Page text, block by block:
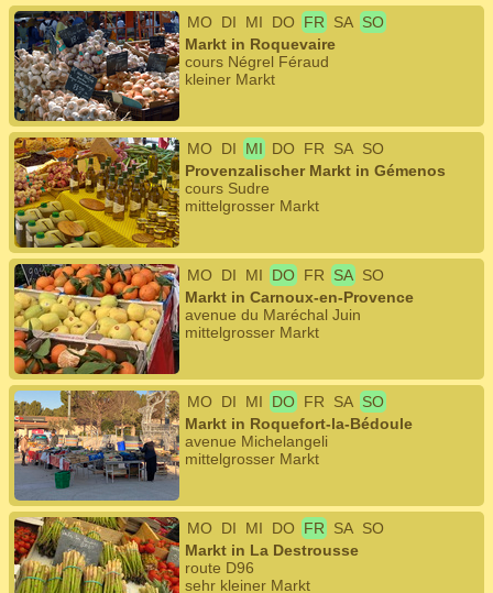
MO DI MI DO FR SA SO
Markt in Roquevaire
cours Négrel Féraud
kleiner Markt
MO DI MI DO FR SA SO
Provenzalischer Markt in Gémenos
cours Sudre
mittelgrosser Markt
MO DI MI DO FR SA SO
Markt in Carnoux-en-Provence
avenue du Maréchal Juin
mittelgrosser Markt
MO DI MI DO FR SA SO
Markt in Roquefort-la-Bédoule
avenue Michelangeli
mittelgrosser Markt
MO DI MI DO FR SA SO
Markt in La Destrousse
route D96
sehr kleiner Markt